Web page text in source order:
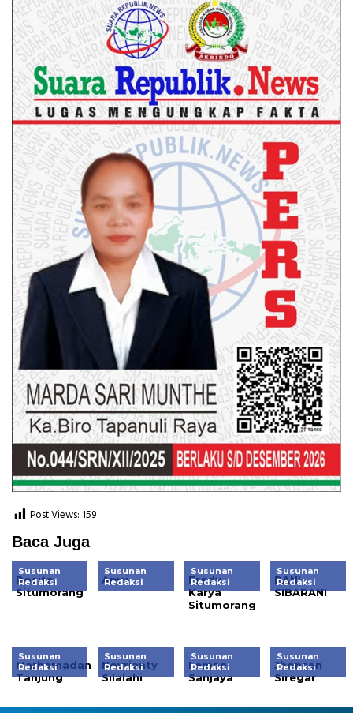
Post Views: 159
Baca Juga
Susunan
Redaksi
Rosita.
Situmorang
Susunan
Redaksi
Amri
Susunan
Redaksi
Fredy
Karya
Situmorang
Susunan
Redaksi
RANI
SIBARANI
Susunan
Redaksi
Marhamadan
Tanjung
Susunan
Redaksi
Novrianty
Silalahi
Susunan
Redaksi
Leman
Sanjaya
Susunan
Redaksi
Jhonsen
Siregar